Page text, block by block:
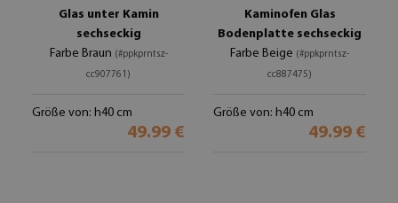
Glas unter Kamin
sechseckig
Farbe Braun (#ppkprntsz-
cc907761)
Größe von: h40 cm
49.99 €
Kaminofen Glas
Bodenplatte sechseckig
Farbe Beige (#ppkprntsz-
cc887475)
Größe von: h40 cm
49.99 €